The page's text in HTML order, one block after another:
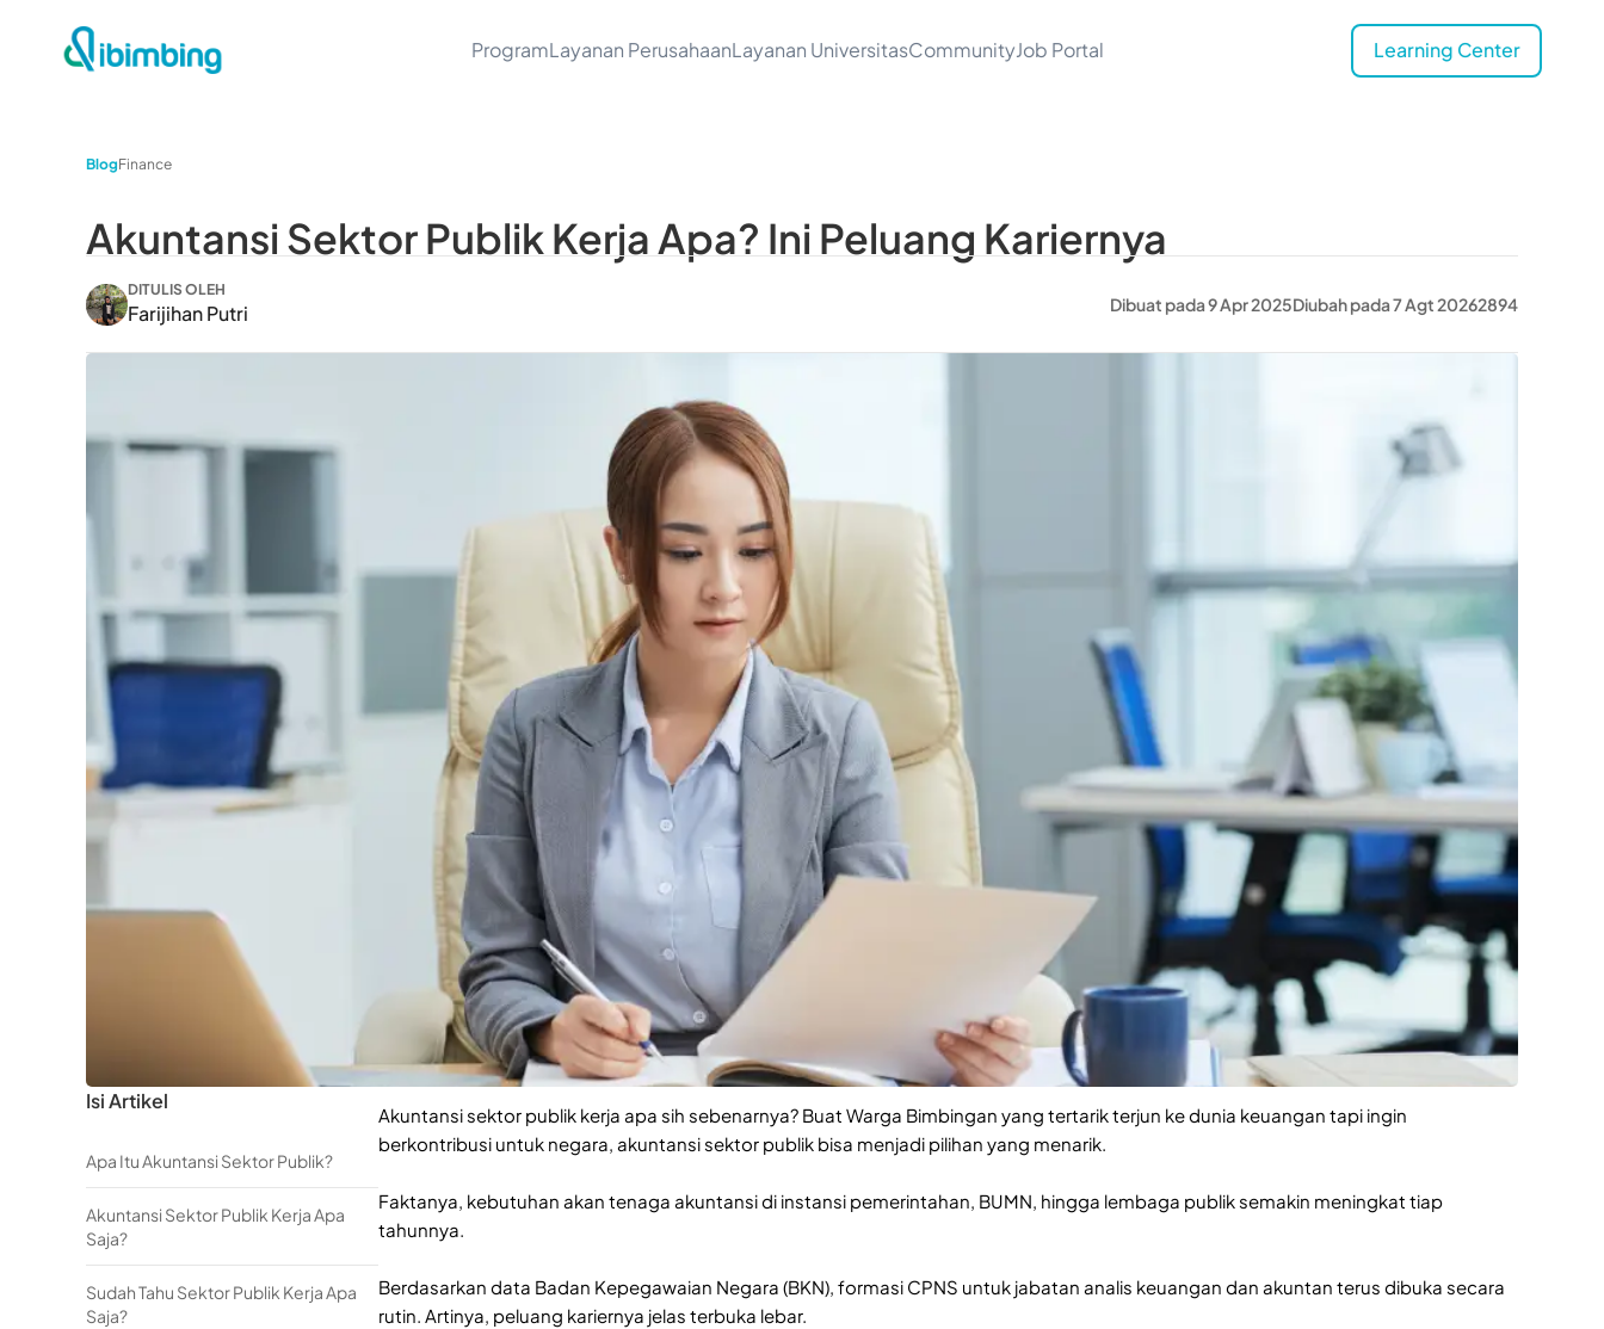
ProgramLayanan PerusahaanLayanan UniversitasCommunityJob Portal Learning Center
BlogFinance
Akuntansi Sektor Publik Kerja Apa? Ini Peluang Kariernya
DITULIS OLEH
Farijihan Putri Dibuat pada 9 Apr 2025Diubah pada 7 Agt 20262894
Isi Artikel
Apa Itu Akuntansi Sektor Publik?
Akuntansi Sektor Publik Kerja Apa
Saja?
Sudah Tahu Sektor Publik Kerja Apa
Saja?
Akuntansi sektor publik kerja apa sih sebenarnya? Buat Warga Bimbingan yang tertarik terjun ke dunia keuangan tapi ingin
berkontribusi untuk negara, akuntansi sektor publik bisa menjadi pilihan yang menarik.
Faktanya, kebutuhan akan tenaga akuntansi di instansi pemerintahan, BUMN, hingga lembaga publik semakin meningkat tiap
tahunnya.
Berdasarkan data Badan Kepegawaian Negara (BKN), formasi CPNS untuk jabatan analis keuangan dan akuntan terus dibuka secara
rutin. Artinya, peluang kariernya jelas terbuka lebar.